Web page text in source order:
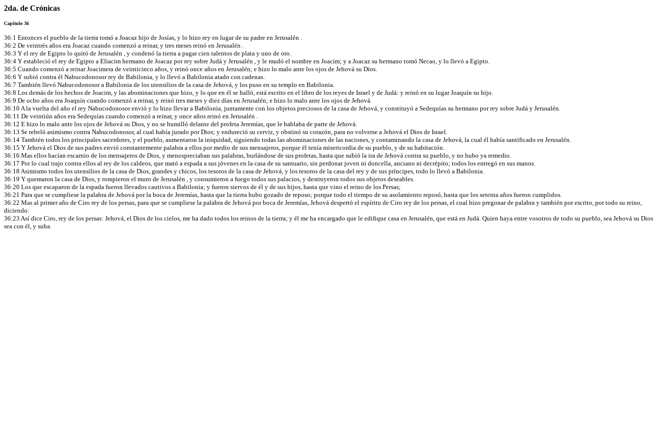
2da. de Crónicas
Capítulo 36
36:1 Entonces el pueblo de la tierra tomó a Joacaz hijo de Josías, y lo hizo rey en lugar de su padre en Jerusalén .
36:2 De veintrés años era Joacaz cuando comenzó a reinar, y tres meses reinó en Jerusalén .
36:3 Y el rey de Egipto lo quitó de Jerusalén , y condenó la tierra a pagar cien talentos de plata y uno de oro.
36:4 Y estableció el rey de Egipto a Eliacim hermano de Joacaz por rey sobre Judá y Jerusalén , y le mudó el nombre en Joacim; y a Joacaz su hermano tomó Necao, y lo llevó a Egipto.
36:5 Cuando comenzó a reinar Joacimera de veinticinco años, y reinó once años en Jerusalén; e hizo lo malo ante los ojos de Jehová su Dios.
36:6 Y subió contra él Nabucodonosor rey de Babilonia, y lo llevó a Babilonia atado con cadenas.
36:7 También llevó Nabucodonosor a Babilonia de los utensilios de la casa de Jehová, y los puso en su templo en Babilonia.
36:8 Los demás de los hechos de Joacim, y las abominaciones que hizo, y lo que en él se halló, está escrito en el libro de los reyes de Israel y de Judá: y reinó en su lugar Joaquín su hijo.
36:9 De ocho años era Joaquín cuando comenzó a reinar, y reinó tres meses y diez días en Jerusalén; e hizo lo malo ante los ojos de Jehová.
36:10 A la vuelta del año el rey Nabucodonosor envió y lo hizo llevar a Babilonia, juntamente con los objetos preciosos de la casa de Jehová, y constituyó a Sedequías su hermano por rey sobre Judá y Jerusalén.
36:11 De veintiún años era Sedequías cuando comenzó a reinar, y once años reinó en Jerusalén .
36:12 E hizo lo malo ante los ojos de Jehová su Dios, y no se humilló delante del profeta Jeremías, que le hablaba de parte de Jehová.
36:13 Se rebeló asimismo contra Nabucodonosor, al cual había jurado por Dios; y endureció su cerviz, y obstinó su corazón, para no volverse a Jehová el Dios de Israel.
36:14 También todos los principales sacerdotes, y el pueblo, aumentaron la iniquidad, siguiendo todas las abominaciones de las naciones, y contaminando la casa de Jehová, la cual él había santificado en Jerusalén.
36:15 Y Jehová el Dios de sus padres envió constantemente palabra a ellos por medio de sus mensajeros, porque él tenía misericordia de su pueblo, y de su habitación.
36:16 Mas ellos hacían escarnio de los mensajeros de Dios, y menospreciaban sus palabras, burlándose de sus profetas, hasta que subió la ira de Jehová contra su pueblo, y no hubo ya remedio.
36:17 Por lo cual trajo contra ellos al rey de los caldeos, que mató a espada a sus jóvenes en la casa de su santuario, sin perdonar joven ni doncella, anciano ni decrépito; todos los entregó en sus manos.
36:18 Asimismo todos los utensilios de la casa de Dios, grandes y chicos, los tesoros de la casa de Jehová, y los tesoros de la casa del rey y de sus príncipes, todo lo llevó a Babilonia.
36:19 Y quemaron la casa de Dios, y rompieron el muro de Jerusalén , y consumieron a fuego todos sus palacios, y destruyeron todos sus objetos deseables.
36:20 Los que escaparon de la espada fueron llevados cautivos a Babilonia; y fueron siervos de él y de sus hijos, hasta que vino el reino de los Persas;
36:21 Para que se cumpliese la palabra de Jehová por la boca de Jeremías, hasta que la tierra hubo gozado de reposo; porque todo el tiempo de su asolamiento reposó, hasta que los setenta años fueron cumplidos.
36:22 Mas al primer año de Ciro rey de los persas, para que se cumpliese la palabra de Jehová por boca de Jeremías, Jehová despertó el espíritu de Ciro rey de los persas, el cual hizo pregonar de palabra y también por escrito, por todo su reino,
diciendo:
36:23 Así dice Ciro, rey de los persas: Jehová, el Dios de los cielos, me ha dado todos los reinos de la tierra; y él me ha encargado que le edifique casa en Jerusalén, que está en Judá. Quien haya entre vosotros de todo su pueblo, sea Jehová su Dios
sea con él, y suba.